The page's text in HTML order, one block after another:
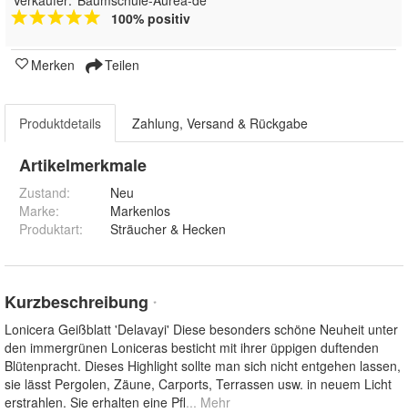
100% positiv
Merken Teilen
Produktdetails Zahlung, Versand & Rückgabe
Artikelmerkmale
Zustand:
Neu
Marke:
Markenlos
Produktart: Sträucher & Hecken
Kurzbeschreibung *
Lonicera Geißblatt 'Delavayi' Diese besonders schöne Neuheit unter
den immergrünen Loniceras besticht mit ihrer üppigen duftenden
Blütenpracht. Dieses Highlight sollte man sich nicht entgehen lassen,
sie lässt Pergolen, Zäune, Carports, Terrassen usw. in neuem Licht
erstrahlen. Sie erhalten eine Pfl... Mehr